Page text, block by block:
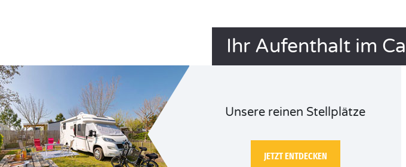
Ihr Aufenthalt im
Unsere reinen Stellplätze
JETZT ENTDECKEN